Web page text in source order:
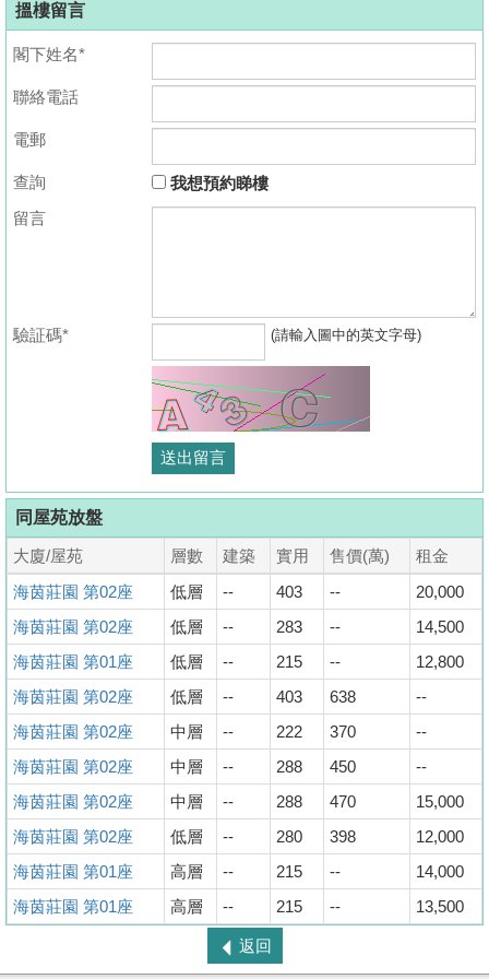
收
搵樓留言
閣下姓名*
聯絡電話
電郵
查詢
我想預約睇樓
留言
驗証碼* (請輸入圖中的英文字母)
同屋苑放盤
大廈/屋苑 層數 建築 實用 售價(萬)
租金
海茵莊園 第02座
低層 -- 403 --
20,000
海茵莊園 第02座
低層 -- 283 --
14,500
海茵莊園 第01座
低層 -- 215 --
12,800
海茵莊園 第02座
低層 -- 403 638
--
海茵莊園 第02座
中層 -- 222 370
--
海茵莊園 第02座
中層 -- 288 450
--
海茵莊園 第02座
中層 -- 288 470
15,000
海茵莊園 第02座
低層 -- 280 398
12,000
海茵莊園 第01座
高層 -- 215 --
14,000
海茵莊園 第01座
高層 -- 215 -- 13,500
返回